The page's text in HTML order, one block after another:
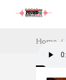
Home